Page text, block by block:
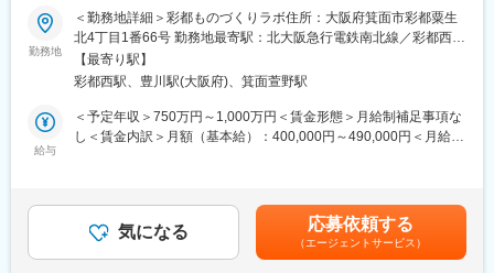
＊従業員満足度調査では、「有給休暇取得のしやすさ」が毎年1
位。
＊離職率が低く、定年まで勤務する方が多いです。
・明確な評価制度 年功序列ではなく、ご本人の努力が評価に
終了後、能力や成果に応じて等級アップ（昇給・昇格）のチャン
スがあります。※過去に仮格付け期間終了後に等級が下がった事例
■同社の特徴
1948年の設立以来、合成化学を中核技術として、医薬品原薬・中
間体、健康食品、化粧品の有効成分の製造・販売を行っていま
任せします。
・国内外の外部監査の実施（国内出張あり/必要に応じて海外出張
の可能
性もあり）
※ご入社後に社内のQMSや開発体制にも触れて頂き、習熟頂いた
あとで監査業務にチャレンジ頂くことを基本ルートと考えていま
す。
・課長の補佐及び当課の各種プロジェクト推進／管理
※各種プロジェクトが表す意味は、SDCAすべきQMSの仕組みや文
書等のカイゼンのためのPDCA活動（個人～小集団活動レベル）
勤務地
＜勤務地詳細＞彩都ものづくりラボ住所：大阪府箕面市彩都粟生
北4丁目1番66号 勤務地最寄駅：北大阪急行電鉄南北線／彩都西駅
受動喫煙対策：屋内全面禁煙変更の範囲：会社の定める事業所
（リモートワーク含む）
【最寄り駅】
彩都西駅、豊川駅(大阪府)、箕面萱野駅
給与
＜予定年収＞750万円～1,000万円＜賃金形態＞月給制補足事項な
し＜賃金内訳＞月額（基本給）：400,000円～490,000円＜月給＞
金額であり、選考を通じて上下する可能性があります。月給(月額)
は固定手当を含めた表記です。
気になる 応募依頼する
（エージェントサービス）